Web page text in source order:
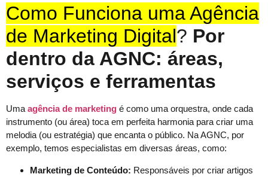
Como Funciona uma Agência
de Marketing Digital? Por
dentro da AGNC: áreas,
serviços e ferramentas
Uma agência de marketing é como uma orquestra, onde cada
instrumento (ou área) toca em perfeita harmonia para criar uma
melodia (ou estratégia) que encanta o público. Na AGNC, por
exemplo, temos especialistas em diversas áreas, como:
Marketing de Conteúdo: Responsáveis por criar artigos